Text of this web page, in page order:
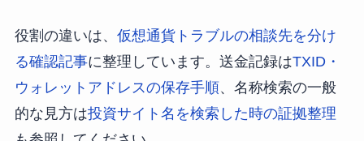
役割の違いは、 仮想通貨トラブルの相談先を分け
る確認記事に整理しています。送金記録はTXID・
ウォレットアドレスの保存手順、名称検索の一般
的な見方は投資サイト名を検索した時の証拠整理